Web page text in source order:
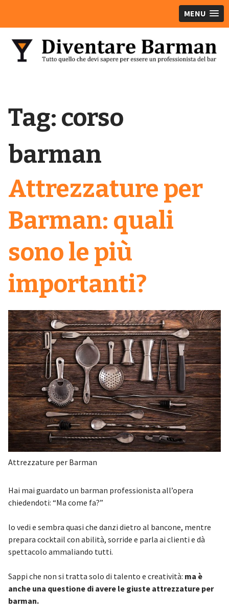
MENU
Tag: corso
barman
Attrezzature per
Barman: quali
sono le più
importanti?
Attrezzature per Barman
Hai mai guardato un barman professionista all’opera
chiedendoti: “Ma come fa?”
lo vedi e sembra quasi che danzi dietro al bancone, mentre
prepara cocktail con abilità, sorride e parla ai clienti e dà
spettacolo ammaliando tutti.
Sappi che non si tratta solo di talento e creatività: ma è
anche una questione di avere le giuste attrezzature per
barman.